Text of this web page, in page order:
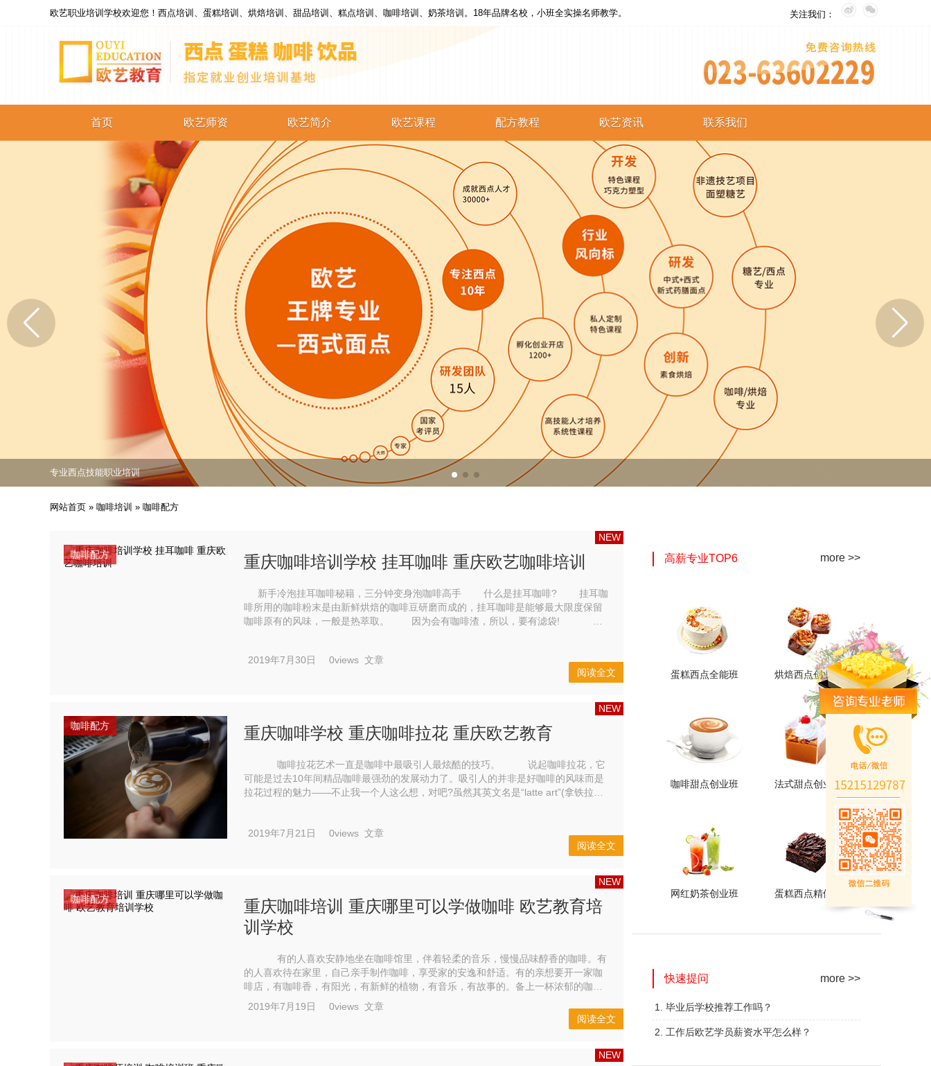
欧艺职业培训学校欢迎您！西点培训、蛋糕培训、烘焙培训、甜品培训、糕点培训、咖啡培训、奶茶培训。18年品牌名校，小班全实操名师教学。 关注我们：
首页 欧艺师资 欧艺简介 欧艺课程
西点培训
蛋糕培训
咖啡培训
奶茶培训
饮品培训
调酒培训
配方教程
西点配方
蛋糕配方
烘焙配方
咖啡配方
奶茶配方
饮品配方
调酒配方
欧艺资讯 联系我们
免费课程活动出炉
专业西点技能职业培训
培养众多西点技能人才
免费课程活动出炉
专业西点技能职业培训
网站首页 » 咖啡培训 » 咖啡配方
重庆咖啡培训学校 挂耳咖啡 重庆欧艺咖啡培训
新手冷泡挂耳咖啡秘籍，三分钟变身泡咖啡高手 什么是挂耳咖啡? 挂耳咖
啡所用的咖啡粉末是由新鲜烘焙的咖啡豆研磨而成的，挂耳咖啡是能够最大限度保留
咖啡原有的风味，一般是热萃取。 因为会有咖啡渣，所以，要有滤袋! 是
2019年7月30日 0views 文章
咖啡配方
NEW
阅读全文
重庆咖啡学校 重庆咖啡拉花 重庆欧艺教育
咖啡拉花艺术一直是咖啡中最吸引人最炫酷的技巧。 说起咖啡拉花，它
可能是过去10年间精品咖啡最强劲的发展动力了。吸引人的并非是好咖啡的风味而是
拉花过程的魅力——不止我一个人这么想，对吧?虽然其英文名是“latte art”(拿铁拉
2019年7月21日 0views 文章
咖啡配方
NEW
阅读全文
重庆咖啡培训 重庆哪里可以学做咖啡 欧艺教育培
训学校
有的人喜欢安静地坐在咖啡馆里，伴着轻柔的音乐，慢慢品味醇香的咖啡。有
的人喜欢待在家里，自己亲手制作咖啡，享受家的安逸和舒适。有的亲想要开一家咖
啡店，有咖啡香，有阳光，有新鲜的植物，有音乐，有故事的。备上一杯浓郁的咖
啡，度过一天愉快的时光。 那么，学习咖啡那个学校好...
2019年7月19日 0views 文章
咖啡配方
NEW
阅读全文
NEW
高薪专业TOP6 more >>
蛋糕西点全能班
蛋糕西点全能班
火爆的专业
烘焙西点创业班
烘焙西点创业班
火爆的专业
咖啡甜点创业班
咖啡甜点创业班
火爆的专业
法式甜点创业班
法式甜点创业班
火爆的专业
网红奶茶创业班
火爆的专业
蛋糕西点精修班
火爆的专业
快速提问 more >>
1. 毕业后学校推荐工作吗？
2. 工作后欧艺学员薪资水平怎么样？